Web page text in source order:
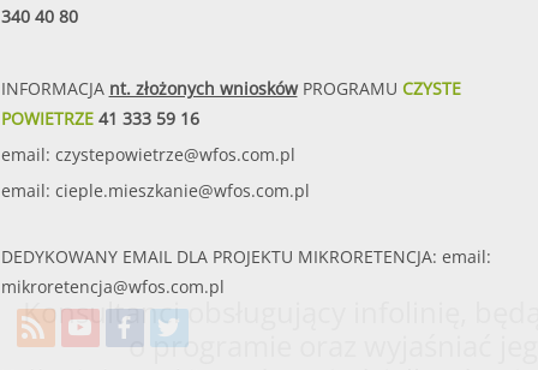
Konsultanci obsługujący infolinię,
o programie oraz wyjaśniać
340 40 80
INFORMACJA nt. złożonych wnioskówPROGRAMU CZYSTE
POWIETRZE41 333 59 16
email: czystepowietrze@wfos.com.pl
email: cieple.mieszkanie@wfos.com.pl
DEDYKOWANY EMAIL DLA PROJEKTU MIKRORETENCJA: email:
mikroretencja@wfos.com.pl